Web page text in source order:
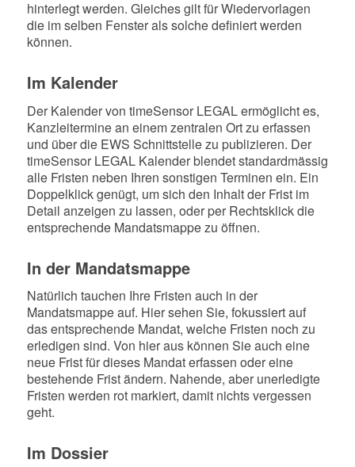
hinterlegt werden. Gleiches gilt für Wiedervorlagen
die im selben Fenster als solche definiert werden
können.
Im Kalender
Der Kalender von timeSensor LEGAL ermöglicht es,
Kanzleitermine an einem zentralen Ort zu erfassen
und über die EWS Schnittstelle zu publizieren. Der
timeSensor LEGAL Kalender blendet standardmässig
alle Fristen neben Ihren sonstigen Terminen ein. Ein
Doppelklick genügt, um sich den Inhalt der Frist im
Detail anzeigen zu lassen, oder per Rechtsklick die
entsprechende Mandatsmappe zu öffnen.
In der Mandatsmappe
Natürlich tauchen Ihre Fristen auch in der
Mandatsmappe auf. Hier sehen Sie, fokussiert auf
das entsprechende Mandat, welche Fristen noch zu
erledigen sind. Von hier aus können Sie auch eine
neue Frist für dieses Mandat erfassen oder eine
bestehende Frist ändern. Nahende, aber unerledigte
Fristen werden rot markiert, damit nichts vergessen
geht.
Im Dossier